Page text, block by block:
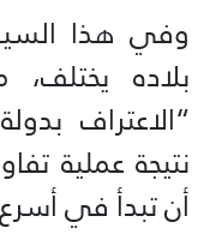
وفي هذا
بلاده
“الاعتراف
نتيجة عملية
أن تبدأ في